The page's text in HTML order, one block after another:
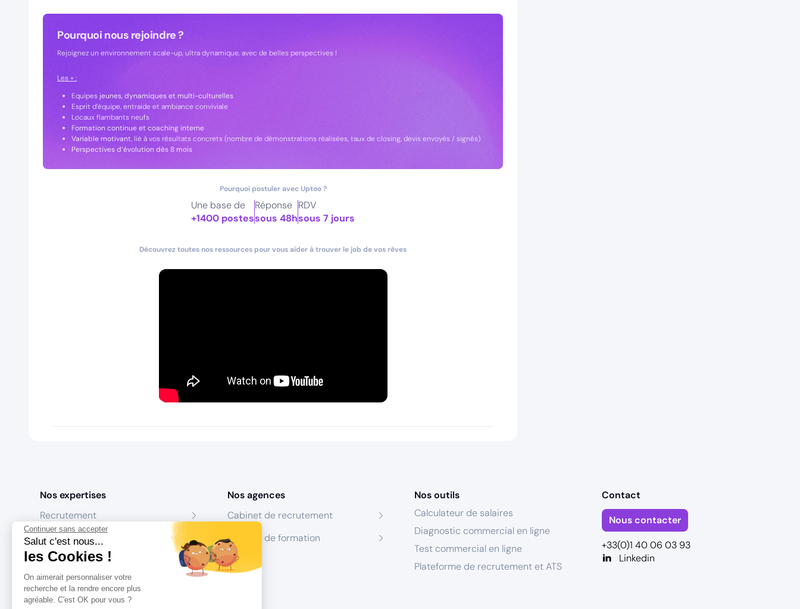
Continuer sans accepter
Salut c'est nous...
les Cookies !
On aimerait personnaliser votre
recherche et la rendre encore plus
agréable. C'est OK pour vous ?
Pourquoi nous rejoindre ?
Rejoignez un environnement scale-up, ultra dynamique, avec de belles perspectives !
Les + :
Equipes jeunes, dynamiques et multi-culturelles
Esprit d’équipe, entraide et ambiance conviviale
Locaux flambants neufs
Formation continue et coaching interne
Variable motivant, lié à vos résultats concrets (nombre de démonstrations réalisées, taux de closing, devis envoyés / signés)
Perspectives d’évolution dès 8 mois
Pourquoi postuler avec Uptoo ?
Une base de
+1400 postes
Réponse
sous 48h
RDV
sous 7 jours
Découvrez toutes nos ressources pour vous aider à trouver le job de vos rêves
Nos expertises
Recrutement
Formation
Coaching
Conseil
Nos agences
Cabinet de recrutement
Centres de formation
Nos outils
Calculateur de salaires
Diagnostic commercial en ligne
Test commercial en ligne
Plateforme de recrutement et ATS
Contact
Nous contacter
+33(0)1 40 06 03 93
Linkedin